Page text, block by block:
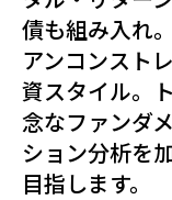
債も組み入れ
アンコンスト
資スタイル。
念なファンダ
ション分析を
目指します。